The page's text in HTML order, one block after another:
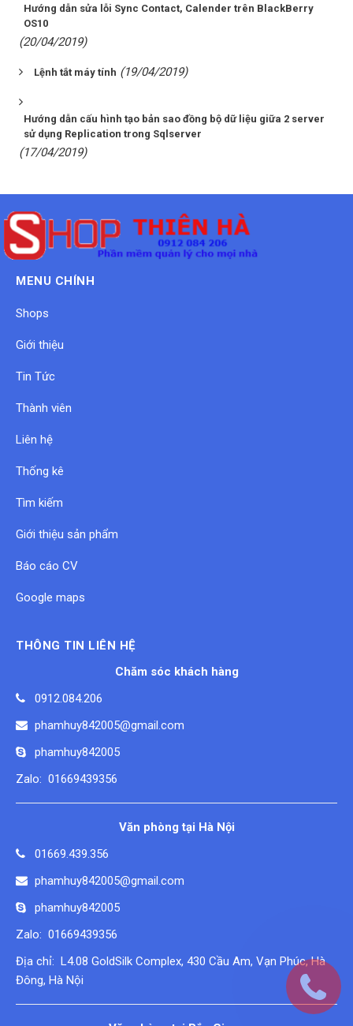
Hướng dẫn sửa lỗi Sync Contact, Calender trên BlackBerry
OS10
(20/04/2019)
Lệnh tắt máy tính (19/04/2019)
Hướng dẫn cấu hình tạo bản sao đồng bộ dữ liệu giữa 2 server
sử dụng Replication trong Sqlserver
(17/04/2019)
MENU CHÍNH
Shops
Giới thiệu
Tin Tức
Thành viên
Liên hệ
Thống kê
Tìm kiếm
Giới thiệu sản phẩm
Báo cáo CV
Google maps
THÔNG TIN LIÊN HỆ
Chăm sóc khách hàng
0912.084.206
phamhuy842005@gmail.com
phamhuy842005
Zalo: 01669439356
Văn phòng tại Hà Nội
01669.439.356
phamhuy842005@gmail.com
phamhuy842005
Zalo: 01669439356
Địa chỉ: L4.08 GoldSilk Complex, 430 Cầu Am, Vạn Phúc, Hà
Đông, Hà Nội